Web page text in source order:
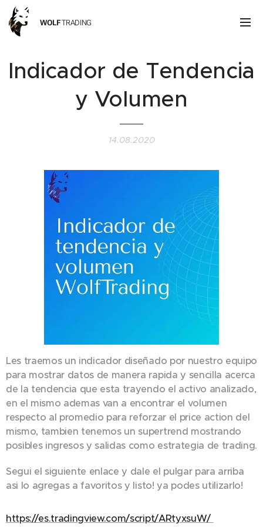
WOLFTRADING
Indicador de Tendencia
y Volumen
14.08.2020
Les traemos un indicador diseñado por nuestro equipo
para mostrar datos de manera rapida y sencilla acerca
de la tendencia que esta trayendo el activo analizado,
en el mismo ademas van a encontrar el volumen
respecto al promedio para reforzar el price action del
mismo, tambien tenemos un supertrend mostrando
posibles ingresos y salidas como estrategia de trading.
Segui el siguiente enlace y dale el pulgar para arriba
asi lo agregas a favoritos y listo! ya podes utilizarlo!
https://es.tradingview.com/script/ARtyxsuW/